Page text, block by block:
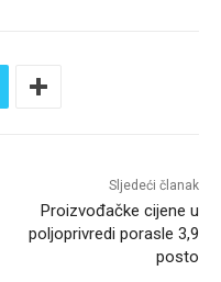
Sljedeći članak
Proizvođačke cijene u
poljoprivredi porasle 3,9
posto